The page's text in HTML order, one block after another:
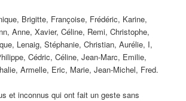
Brigitte, Françoise, Frédéric, Karine,
Anne, Xavier, Céline, Remi, Christophe,
Lenaig, Stéphanie, Christian, Aurélie, I,
Cédric, Céline, Jean-Marc, Emilie,
Armelle, Eric, Marie, Jean-Michel, Fred.
et inconnus qui ont fait un geste sans